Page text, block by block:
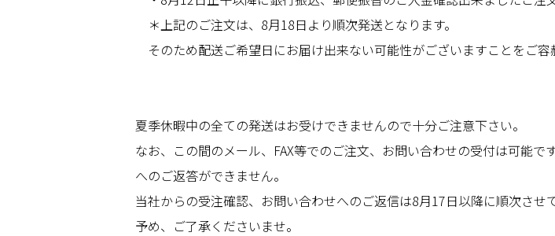
＊上記のご注文は、8月18日より順次発送となります。
そのため配送ご希望日にお届け出来ない可能性がございますことをご容
夏季休暇中の全ての発送はお受けできませんので十分ご注意下さい。
なお、この間のメール、FAX等でのご注文、お問い合わせの受付は可能
へのご返答ができません。
当社からの受注確認、お問い合わせへのご返信は8月17日以降に順次させ
予め、ご了承くださいませ。